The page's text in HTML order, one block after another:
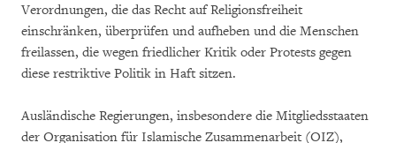
Verordnungen, die das Recht auf Religionsfreiheit
einschränken, überprüfen und aufheben und die Menschen
freilassen, die wegen friedlicher Kritik oder Protests gegen
diese restriktive Politik in Haft sitzen.
Ausländische Regierungen, insbesondere die Mitgliedsstaaten
der Organisation für Islamische Zusammenarbeit (OIZ),